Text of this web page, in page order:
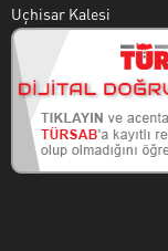
Uçhisar Kalesi